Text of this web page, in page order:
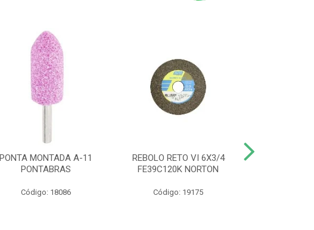
PONTA MONTADA A-11
PONTABRAS
Código: 18086
REBOLO RETO VI 6X3/4
FE39C120K NORTON
Código: 19175